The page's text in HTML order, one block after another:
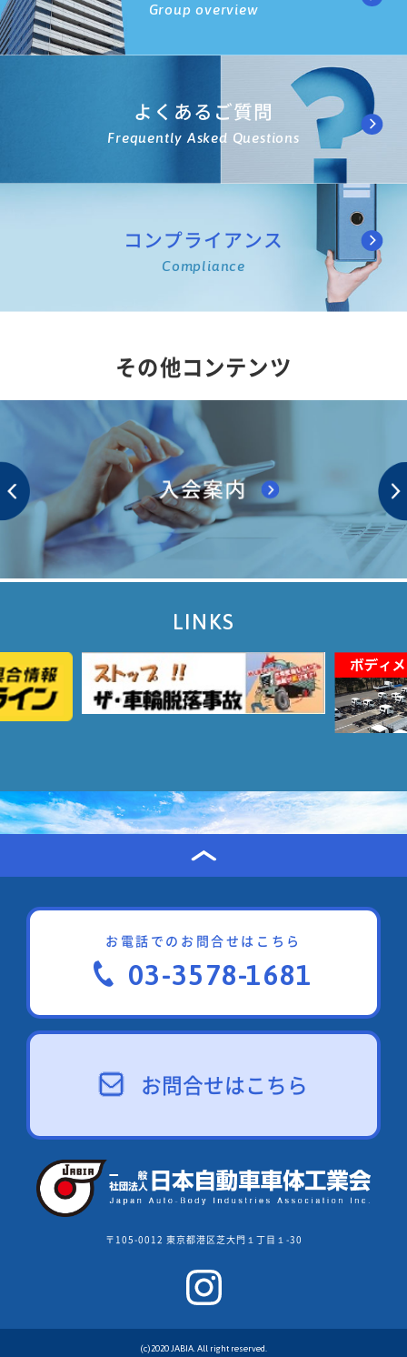
Group overview
よくあるご質問
Frequently Asked Questions
コンプライアンス
Compliance
その他コンテンツ
LINKS
お電話でのお問合せはこちら
03-3578-1681
お問合せはこちら
〒105-0012 東京都港区芝大門１丁目１-30
(c)2020 JABIA. All right reserved.